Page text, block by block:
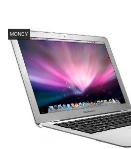
MONEY